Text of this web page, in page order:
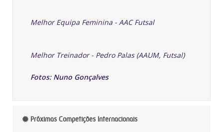
Melhor Equipa Feminina - AAC Futsal
Melhor Treinador - Pedro Palas (AAUM, Futsal)
Fotos: Nuno Gonçalves
Próximas Competições Internacionais